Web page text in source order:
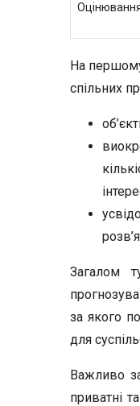
На першому
спільних
Загалом
за якого
для
Важливо
приватні